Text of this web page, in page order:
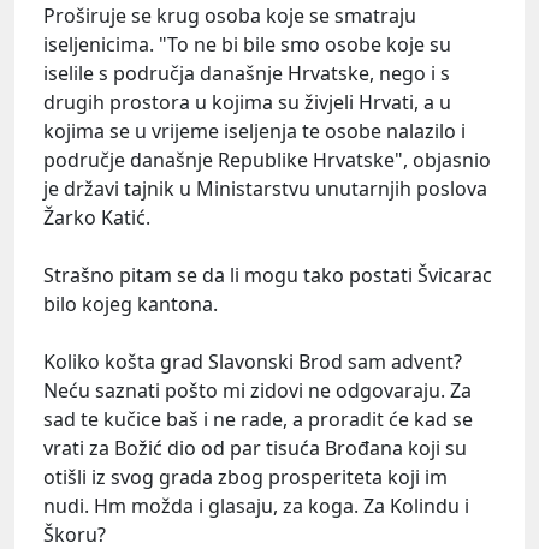
Proširuje se krug osoba koje se smatraju
iseljenicima. "To ne bi bile smo osobe koje su
iselile s područja današnje Hrvatske, nego i s
drugih prostora u kojima su živjeli Hrvati, a u
kojima se u vrijeme iseljenja te osobe nalazilo i
područje današnje Republike Hrvatske", objasnio
je državi tajnik u Ministarstvu unutarnjih poslova
Žarko Katić.
Strašno pitam se da li mogu tako postati Švicarac
bilo kojeg kantona.
Koliko košta grad Slavonski Brod sam advent?
Neću saznati pošto mi zidovi ne odgovaraju. Za
sad te kučice baš i ne rade, a proradit će kad se
vrati za Božić dio od par tisuća Brođana koji su
otišli iz svog grada zbog prosperiteta koji im
nudi. Hm možda i glasaju, za koga. Za Kolindu i
Škoru?